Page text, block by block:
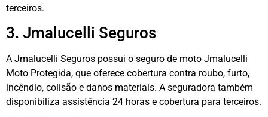
terceiros.
3. Jmalucelli Seguros
A Jmalucelli Seguros possui o seguro de moto Jmalucelli
Moto Protegida, que oferece cobertura contra roubo, furto,
incêndio, colisão e danos materiais. A seguradora também
disponibiliza assistência 24 horas e cobertura para terceiros.